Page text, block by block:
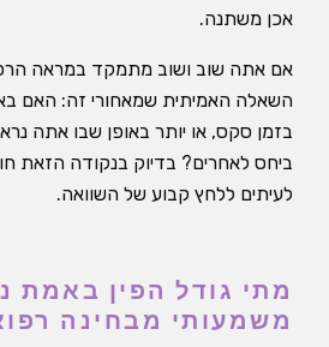
אכן משתנה.
אם אתה שוב ושוב מתמקד במראה
השאלה האמיתית שמאחורי זה: האם
בזמן סקס, או יותר באופן שבו אתה
ביחס לאחרים? בדיוק בנקודה הזאת
לעיתים ללחץ קבוע של השוואה.
מתי גודל הפין באמת
משמעותי מבחינה